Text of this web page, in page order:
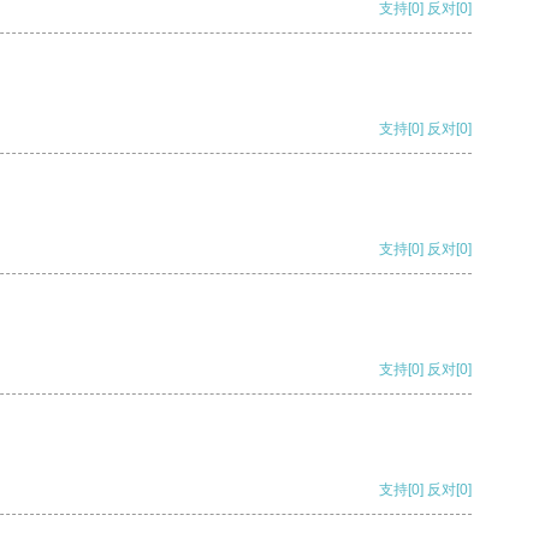
支持[0] 反对[0]
支持[0] 反对[0]
支持[0] 反对[0]
支持[0] 反对[0]
支持[0] 反对[0]